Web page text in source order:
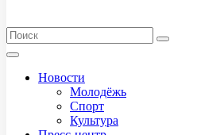
Новости
Молодёжь
Спорт
Культура